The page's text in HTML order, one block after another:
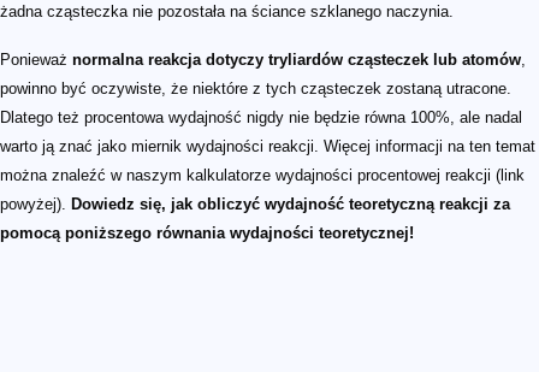
żadna cząsteczka nie pozostała na ściance szklanego naczynia.
Ponieważ normalna reakcja dotyczy tryliardów cząsteczek lub atomów
powinno być oczywiste, że niektóre z tych cząsteczek zostaną utracone.
Dlatego też procentowa wydajność nigdy nie będzie równa 100%, ale nadal
warto ją znać jako miernik wydajności reakcji. Więcej informacji na ten temat
można znaleźć w naszym kalkulatorze wydajności procentowej reakcji (link
powyżej). Dowiedz się, jak obliczyć wydajność teoretyczną reakcji za
pomocą poniższego równania wydajności teoretycznej!